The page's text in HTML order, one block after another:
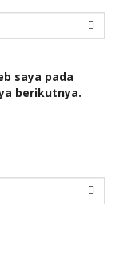
saya pada
berikutnya.